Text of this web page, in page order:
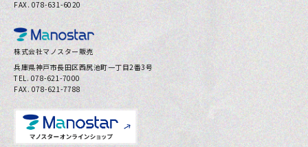
お問い合わせ
プライバシーポリシー
FAX. 078-631-6020
株式会社マノスター販売
兵庫県神⼾市⻑⽥区⻄尻池町⼀丁⽬2番3号
TEL. 078-621-7000
FAX. 078-621-7788